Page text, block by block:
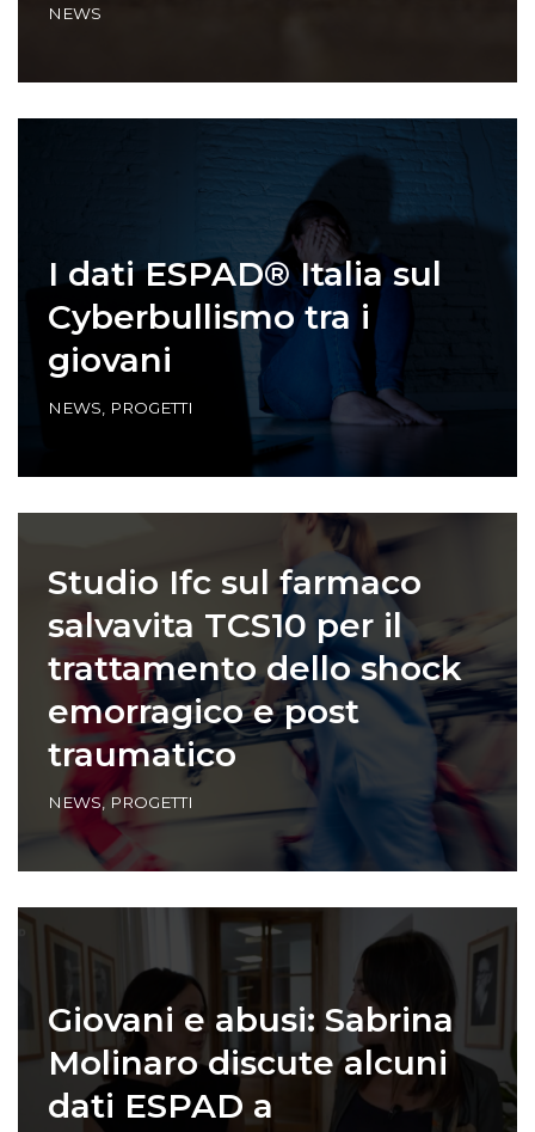
NEWS
I dati ESPAD® Italia sul
Cyberbullismo tra i
giovani
NEWS, PROGETTI
Studio Ifc sul farmaco
salvavita TCS10 per il
trattamento dello shock
emorragico e post
traumatico
NEWS, PROGETTI
Giovani e abusi: Sabrina
Molinaro discute alcuni
dati ESPAD a